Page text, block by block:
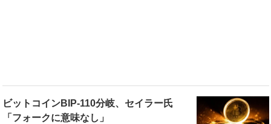
ビットコインBIP-110分岐、セイラー氏
「フォークに意味なし」